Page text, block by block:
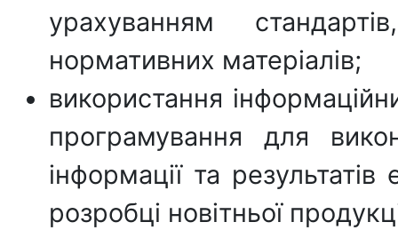
урахуванням
нормативних матеріалів;
використання
програмування для
інформації та
розробці новітньої